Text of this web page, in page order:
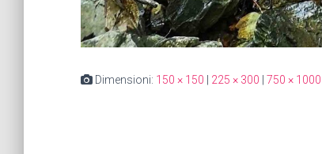
Dimensioni: 150 × 150 225 × 300 750 × 1000